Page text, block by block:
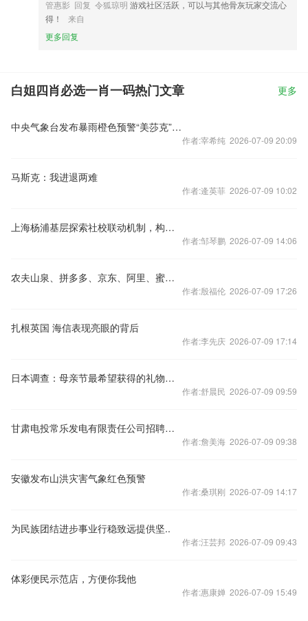
管惠影 回复 令狐琼明 游戏社区活跃，可以与其他骨灰玩家交流心
得！
来自
更多回复
白姐四肖必选一肖一码热门文章 更多
中央气象台发布暴雨橙色预警“美莎克”环流将影响这些地区
作者:宰希纯 2026-07-09 20:09
马斯克：我进退两难
作者:逄英菲 2026-07-09 10:02
上海杨浦基层探索社校联动机制，构建协同育人新格局
作者:邹琴鹏 2026-07-09 14:06
农夫山泉、拼多多、京东、阿里、蜜雪冰城、安踏等紧急驰援南宁横州
作者:殷福伦 2026-07-09 17:26
扎根英国 海信表现亮眼的背后
作者:李先庆 2026-07-09 17:14
日本调查：母亲节最希望获得的礼物是“拥有自己的时间”
作者:舒晨民 2026-07-09 09:59
甘肃电投常乐发电有限责任公司招聘公告
作者:詹美海 2026-07-09 09:38
安徽发布山洪灾害气象红色预警
作者:桑琪刚 2026-07-09 14:17
为民族团结进步事业行稳致远提供坚..
作者:汪芸邦 2026-07-09 09:43
体彩便民示范店，方便你我他
作者:惠康婵 2026-07-09 15:49